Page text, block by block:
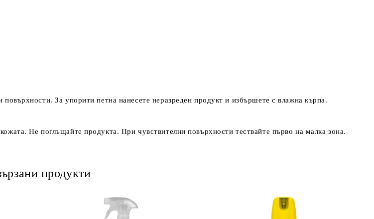
За упорити петна нанесете неразреден продукт и избършете с влажна кърпа.
Не поглъщайте продукта. При чувствителни повърхности тествайте първо на малка зона.
продукти